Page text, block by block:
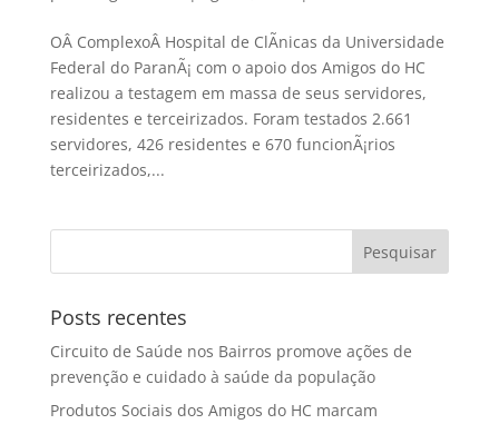
OÂ ComplexoÂ Hospital de ClÃ­nicas da Universidade
Federal do ParanÃ¡ com o apoio dos Amigos do HC
realizou a testagem em massa de seus servidores,
residentes e terceirizados. Foram testados 2.661
servidores, 426 residentes e 670 funcionÃ¡rios
terceirizados,...
Posts recentes
Circuito de Saúde nos Bairros promove ações de
prevenção e cuidado à saúde da população
Produtos Sociais dos Amigos do HC marcam